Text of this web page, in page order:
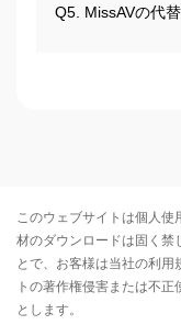
Q5. MissAVの代
このウェブサイトは個人
材のダウンロードは固く禁
とで、お客様は当社の利用
トの著作権侵害または不
とします。